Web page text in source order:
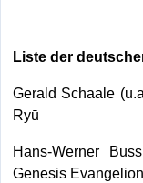
Liste der
Gerald Schaale
Ryū
Hans-Werner
Genesis